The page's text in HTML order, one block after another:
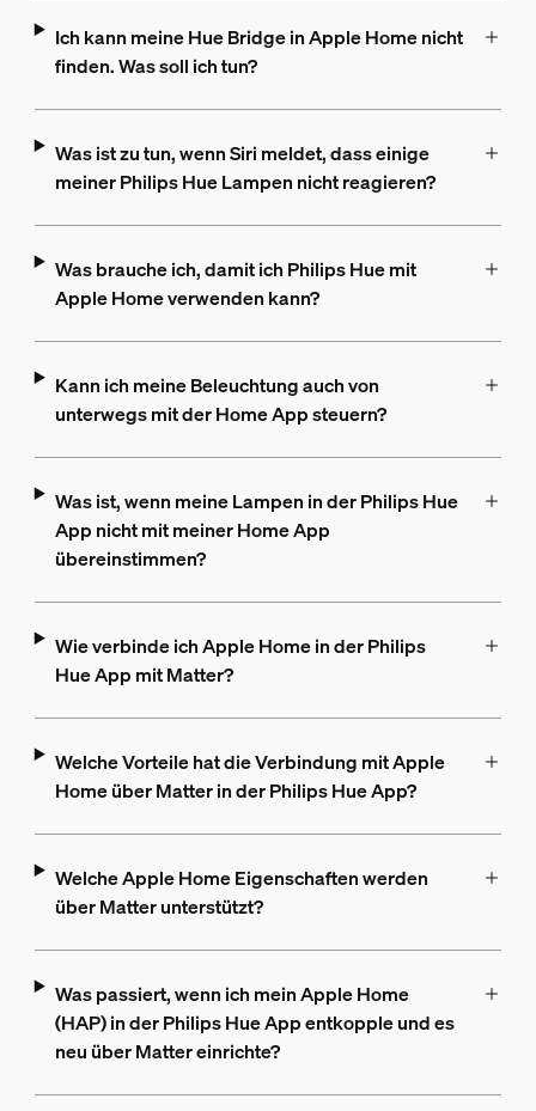
Ich kann meine Hue Bridge in Apple Home nicht
finden. Was soll ich tun?
Was ist zu tun, wenn Siri meldet, dass einige
meiner Philips Hue Lampen nicht reagieren?
Was brauche ich, damit ich Philips Hue mit
Apple Home verwenden kann?
Kann ich meine Beleuchtung auch von
unterwegs mit der Home App steuern?
Was ist, wenn meine Lampen in der Philips Hue
App nicht mit meiner Home App
übereinstimmen?
Wie verbinde ich Apple Home in der Philips
Hue App mit Matter?
Welche Vorteile hat die Verbindung mit Apple
Home über Matter in der Philips Hue App?
Welche Apple Home Eigenschaften werden
über Matter unterstützt?
Was passiert, wenn ich mein Apple Home
(HAP) in der Philips Hue App entkopple und es
neu über Matter einrichte?